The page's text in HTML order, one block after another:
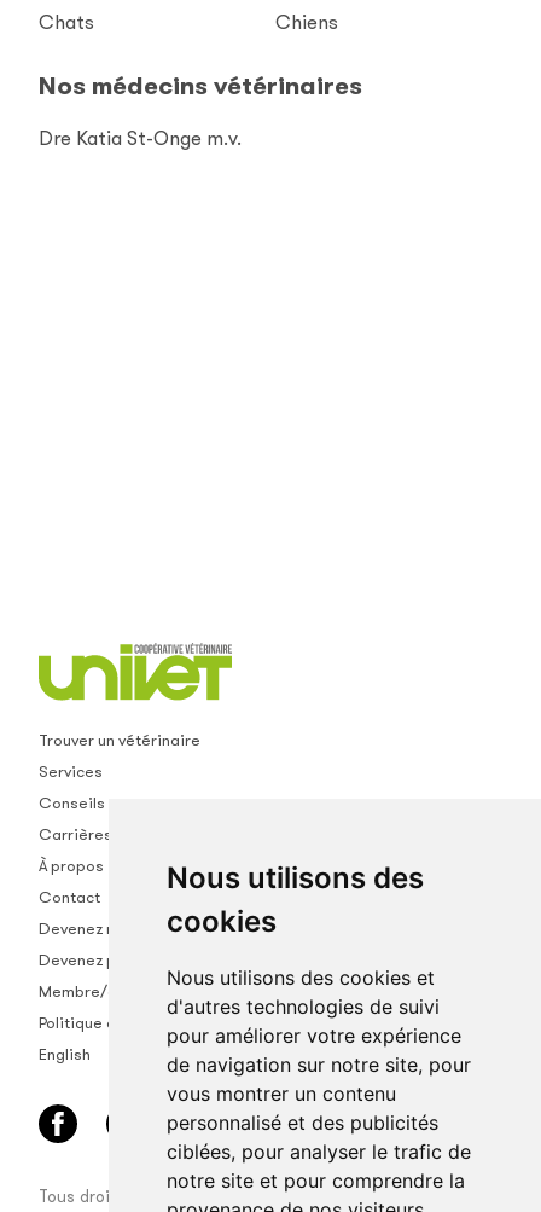
Nous utilisons des
cookies
Nous utilisons des cookies et
d'autres technologies de suivi
pour améliorer votre expérience
de navigation sur notre site, pour
vous montrer un contenu
personnalisé et des publicités
ciblées, pour analyser le trafic de
notre site et pour comprendre la
Chats Chiens
Nos médecins vétérinaires
Dre Katia St-Onge m.v.
Trouver un vétérinaire
Services
Conseils
Carrières
À propos
Contact
Devenez membre
Devenez partenaire
Membre/empl.
Politique de confidentialité
English
Tous droits réservés © Univet coopérative vétérinaire